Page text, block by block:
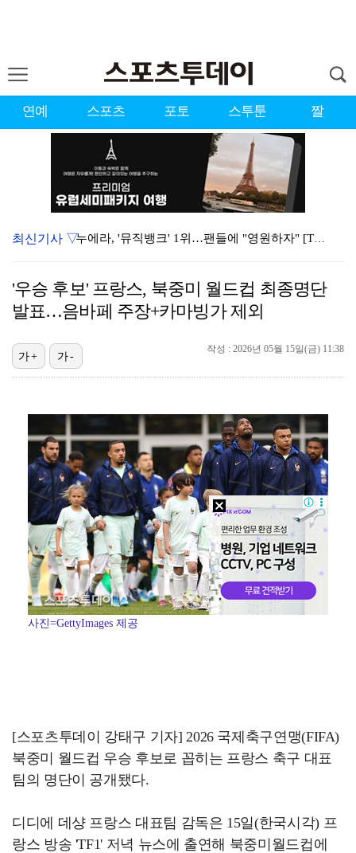
연예 스포츠 포토 스투툰 짤
누에라, '뮤직뱅크' 1위…팬들에 "영원하자" [TV캡…
서장훈 감독 "내 능력 부족" 자책하게 만든 펜타곤과의…
강채연, 제주삼다수 2R 깜짝 선두 도약…박민지 공동 …
정해인X강하늘X이청아X유재명X김선영 뭉쳤다…'아가미',…
'오징어 게임' 미국판 스핀오프, 제작 무산설 "넷플릭…
[ST포토] 정지효, 반가운 손인사
'1라운드 115위' 김민별, 2라운드 7타 줄이며 7…
최신기사 ▽
'우승 후보' 프랑스, 북중미 월드컵 최종명단
발표…음바페 주장+카마빙가 제외
작성 : 2026년 05월 15일(금) 11:38
가+ 가-
사진=GettyImages 제공
[스포츠투데이 강태구 기자] 2026 국제축구연맹(FIFA)
북중미 월드컵 우승 후보로 꼽히는 프랑스 축구 대표
팀의 명단이 공개됐다.
디디에 데샹 프랑스 대표팀 감독은 15일(한국시각) 프
랑스 방송 'TF1' 저녁 뉴스에 출연해 북중미월드컵에